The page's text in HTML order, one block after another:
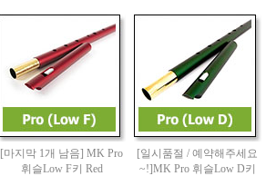
[마지막 1개 남음] MK Pro
휘슬Low F키 Red
[일시품절 / 예약해주세요
~!]MK Pro 휘슬Low D키